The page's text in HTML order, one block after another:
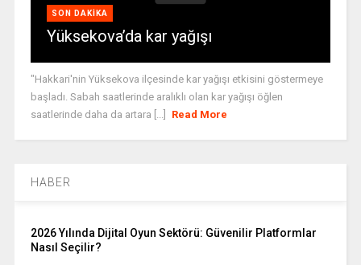
SON DAKIKA
Yüksekova’da kar yağışı
"Hakkari'nin Yüksekova ilçesinde kar yağışı etkisini göstermeye
başladı. Sabah saatlerinde aralıklı olan kar yağışı öğlen
saatlerinde daha da artara [...]
Read More
HABER
2026 Yılında Dijital Oyun Sektörü: Güvenilir Platformlar
Nasıl Seçilir?